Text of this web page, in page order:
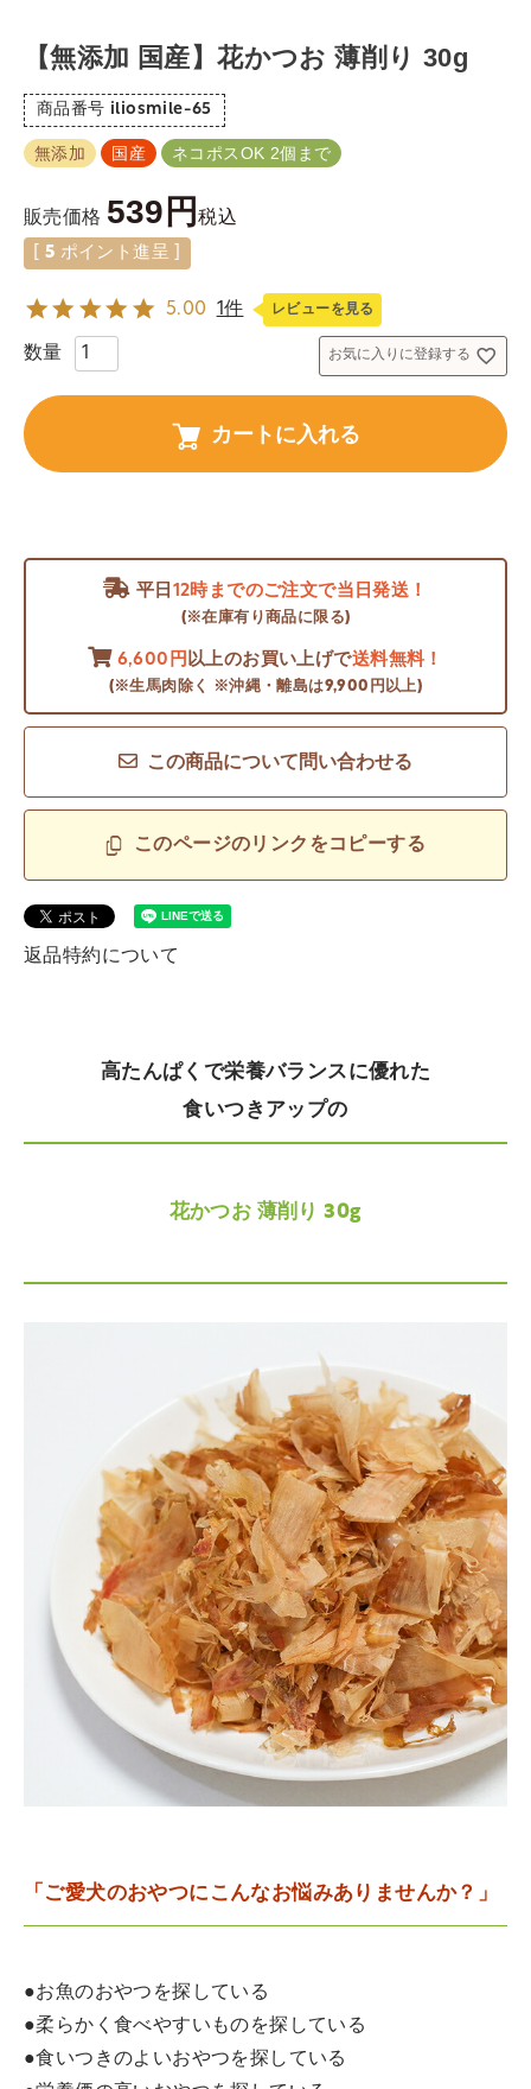
【無添加 国産】花かつお 薄削り 30g
商品番号 iliosmile-65
無添加 国産 ネコポスOK 2個まで
販売価格 539 税込
5 ポイント進呈 ]
5.00 1件 レビューを見る
お気に入りに登録する
カートに入れる
平日 12時までのご注文で当日発送！
(※在庫有り商品に限る)
6,600円 以上のお買い上げで送料無料！
(※生馬肉除く ※沖縄・離島は9,900円以上)
この商品について問い合わせる
このページのリンクをコピーする
返品特約について
高たんぱくで栄養バランスに優れた
食いつきアップの
花かつお 薄削り 30g
「ご愛犬のおやつにこんなお悩みありませんか？」
●お魚のおやつを探している
●柔らかく食べやすいものを探している
●食いつきのよいおやつを探している